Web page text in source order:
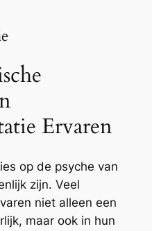
Ervaren
op de psyche van
zijn. Veel
niet alleen een
maar ook in hun